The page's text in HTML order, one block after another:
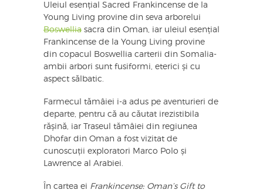
Uleiul esențial Sacred Frankincense de la
Young Living provine din seva arborelui
Boswellia sacra din Oman, iar uleiul esențial
Frankincense de la Young Living provine
din copacul Boswellia carterii din Somalia-
ambii arbori sunt fusiformi, eterici și cu
aspect sălbatic.
Farmecul tămâiei i-a adus pe aventurieri de
departe, pentru că au căutat irezistibila
rășină, iar Traseul tămâiei din regiunea
Dhofar din Oman a fost vizitat de
cunoscuții exploratori Marco Polo și
Lawrence al Arabiei.
În cartea ei Frankincense: Oman’s Gift to